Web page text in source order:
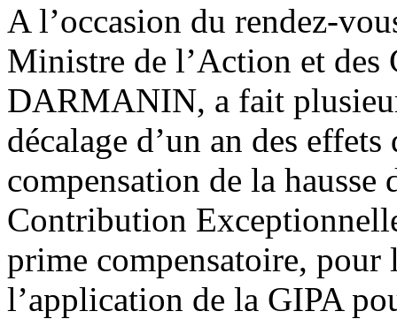
A l’occasion du rendez-
Ministre de l’Action et des
DARMANIN, a fait
décalage d’un an des
compensation de la hausse
Contribution
prime compensatoire, pour
l’application de la GIPA